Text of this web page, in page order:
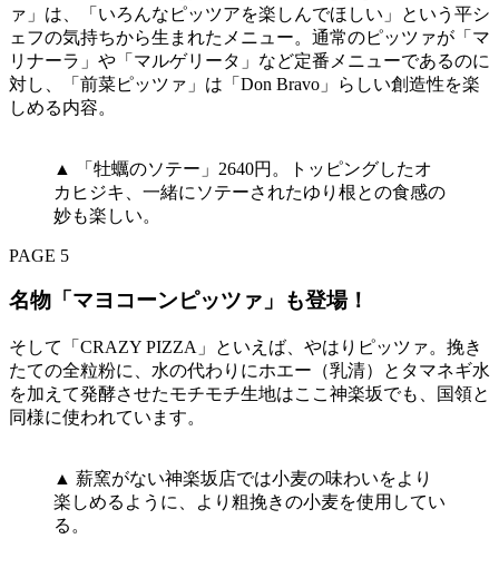
ァ」は、「いろんなピッツアを楽しんでほしい」という平シ
ェフの気持ちから生まれたメニュー。通常のピッツァが「マ
リナーラ」や「マルゲリータ」など定番メニューであるのに
対し、「前菜ピッツァ」は「Don Bravo」らしい創造性を楽
しめる内容。
▲ 「牡蠣のソテー」2640円。トッピングしたオ
カヒジキ、一緒にソテーされたゆり根との食感の
妙も楽しい。
PAGE 5
名物「マヨコーンピッツァ」も登場！
そして「CRAZY PIZZA」といえば、やはりピッツァ。挽き
たての全粒粉に、水の代わりにホエー（乳清）とタマネギ水
を加えて発酵させたモチモチ生地はここ神楽坂でも、国領と
同様に使われています。
▲ 薪窯がない神楽坂店では小麦の味わいをより
楽しめるように、より粗挽きの小麦を使用してい
る。